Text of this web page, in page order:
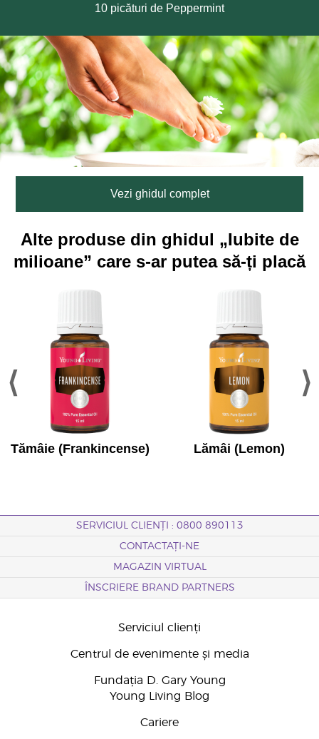
10 picături de Peppermint
Vezi ghidul complet
Alte produse din ghidul „Iubite de
milioane” care s-ar putea să-ți placă
Tămâie (Frankincense) Lămâi (Lemon)
SERVICIUL CLIENȚI : 0800 890113
CONTACTAȚI-NE
MAGAZIN VIRTUAL
ÎNSCRIERE BRAND PARTNERS
Serviciul clienți
Centrul de evenimente și media
Fundația D. Gary Young
Young Living Blog
Cariere